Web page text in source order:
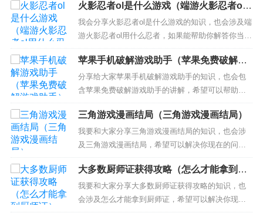
开始吧！ 本文目录一览： 1、大班《遇到困难时,我
会想办法》社会教案 2、妈妈我想对您说优秀作文
3、六年级记事作文 大班《遇到困难时,我会想办
法》社会教案...
火影忍者ol是什么游戏（端游火影忍者ol
用什么忍者）
我会分享火影忍者ol是什么游戏的知识，也会涉及端
游火影忍者ol用什么忍者，如果能帮助你解答你当下
的问题，别忘记关注我们吧！ 本文目录一览： 1、
火影忍者ol战袍升级布料消耗 2、火影忍者ol是什
么？ 3、火影忍者OL 是一款什么类型的游戏 4、火
影忍者的正经游戏 火影忍者ol战袍升级...
苹果手机破解游戏助手（苹果免费破解游
戏助手）
分享给大家苹果手机破解游戏助手的知识，也会包
含苹果免费破解游戏助手的讲解，希望可以帮助大
家解决现在的问题！ 本文目录一览： 1、谁知道苹
果手机什么助手可以下载破解单机游戏，下载完可
以直接玩？ 2、ios助手哪个破解游戏多 3、苹果手
机怎么安装破解版游戏？ 4、iOS破解游戏的助手怎
么操作...
三角游戏漫画结局（三角游戏漫画结局）
我要和大家分享三角游戏漫画结局的知识，也会涉
及三角游戏漫画结局，希望可以解决你现在的问
题！ 本文目录一览： 1、三角游戏漫画的结局 2、
请问，三角游戏漫画是不是完结了？ 3、我想知道，
漫画三角游戏，男女主角1-2号分别是谁，男主角1
号是不是到最后会跟女主角1号在一起 4、寂静岭的
大多数厨师证获得攻略（怎么才能拿到厨
师证）
我要和大家分享大多数厨师证获得攻略的知识，也
会涉及怎么才能拿到厨师证，希望可以解决你现在